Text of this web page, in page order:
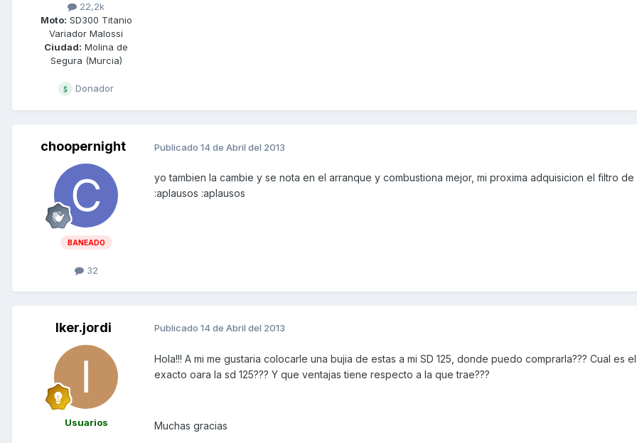
22,2k
Moto: SD300 Titanio
Variador Malossi
Ciudad: Molina de
Segura (Murcia)
Donador
choopernight
BANEADO
32
Publicado 14 de Abril del 2013
yo tambien la cambie y se nota en el arranque y combustiona mejor, mi proxima adquisicion el filtro de
:aplausos :aplausos
Iker.jordi
Usuarios
Publicado 14 de Abril del 2013
Hola!!! A mi me gustaria colocarle una bujia de estas a mi SD 125, donde puedo comprarla??? Cual es
exacto oara la sd 125??? Y que ventajas tiene respecto a la que trae???
Muchas gracias